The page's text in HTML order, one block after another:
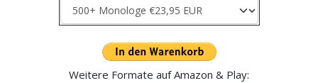
Weitere Formate auf Amazon & Play: